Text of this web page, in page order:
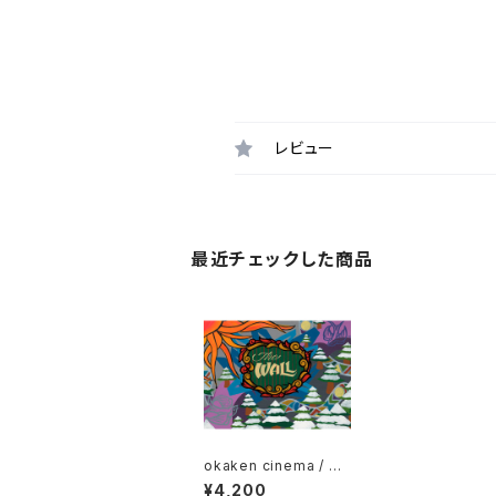
レビュー
最近チェックした商品
okaken cinema / Th
e Wall
¥4,200